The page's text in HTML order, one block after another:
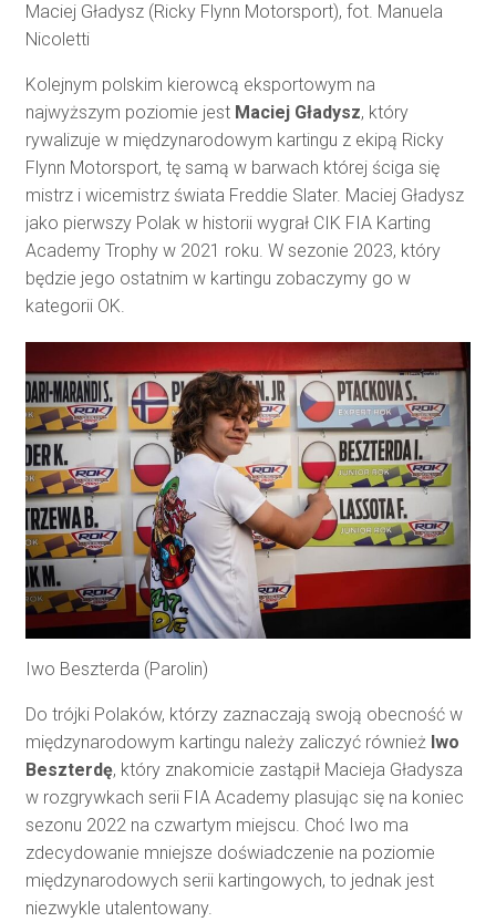
Maciej Gładysz (Ricky Flynn Motorsport), fot. Manuela
Nicoletti
Kolejnym polskim kierowcą eksportowym na
najwyższym poziomie jest Maciej Gładysz, który
rywalizuje w międzynarodowym kartingu z ekipą Ricky
Flynn Motorsport, tę samą w barwach której ściga się
mistrz i wicemistrz świata Freddie Slater. Maciej Gładysz
jako pierwszy Polak w historii wygrał CIK FIA Karting
Academy Trophy w 2021 roku. W sezonie 2023, który
będzie jego ostatnim w kartingu zobaczymy go w
kategorii OK.
Iwo Beszterda (Parolin)
Do trójki Polaków, którzy zaznaczają swoją obecność w
międzynarodowym kartingu należy zaliczyć również Iwo
Beszterdę, który znakomicie zastąpił Macieja Gładysza
w rozgrywkach serii FIA Academy plasując się na koniec
sezonu 2022 na czwartym miejscu. Choć Iwo ma
zdecydowanie mniejsze doświadczenie na poziomie
międzynarodowych serii kartingowych, to jednak jest
niezwykle utalentowany.